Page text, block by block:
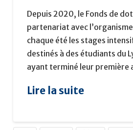
Depuis 2020, le Fonds de
partenariat avec
chaque été les stages
destinés à des étudiants du
ayant terminé leur première
Lire la suite